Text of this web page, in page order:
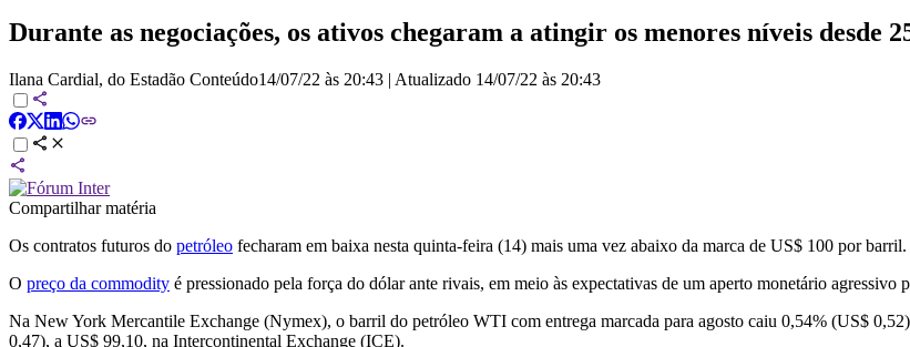
Durante as negociações, os ativos chegaram a atingir os menores níveis desde
Ilana Cardial, do Estadão Conteúdo14/07/22 às 20:43 | Atualizado 14/07/22 às 20:43
Compartilhar matéria
Os contratos futuros do petróleo fecharam em baixa nesta quinta-feira (14) mais uma vez abaixo da marca de US$ 100 por barril.
O preço da commodity é pressionado pela força do dólar ante rivais, em meio às expectativas de um aperto monetário agressivo
Na New York Mercantile Exchange (Nymex), o barril do petróleo WTI com entrega marcada para agosto caiu 0,54% (US$
0,47), a US$ 99,10, na Intercontinental Exchange (ICE).